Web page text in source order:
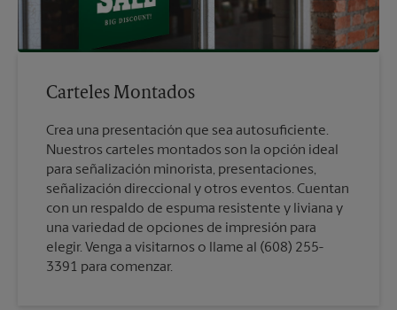
Carteles Montados
Crea una presentación que sea autosuficiente.
Nuestros carteles montados son la opción ideal
para señalización minorista, presentaciones,
señalización direccional y otros eventos. Cuentan
con un respaldo de espuma resistente y liviana y
una variedad de opciones de impresión para
elegir. Venga a visitarnos o llame al (608) 255-
3391 para comenzar.